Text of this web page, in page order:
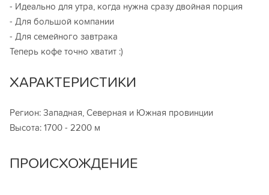
- Идеально для утра, когда нужна сразу двойная порция
- Для большой компании
- Для семейного завтрака
Теперь кофе точно хватит :)
ХАРАКТЕРИСТИКИ
Регион: Западная, Северная и Южная провинции
Высота: 1700 - 2200 м
ПРОИСХОЖДЕНИЕ